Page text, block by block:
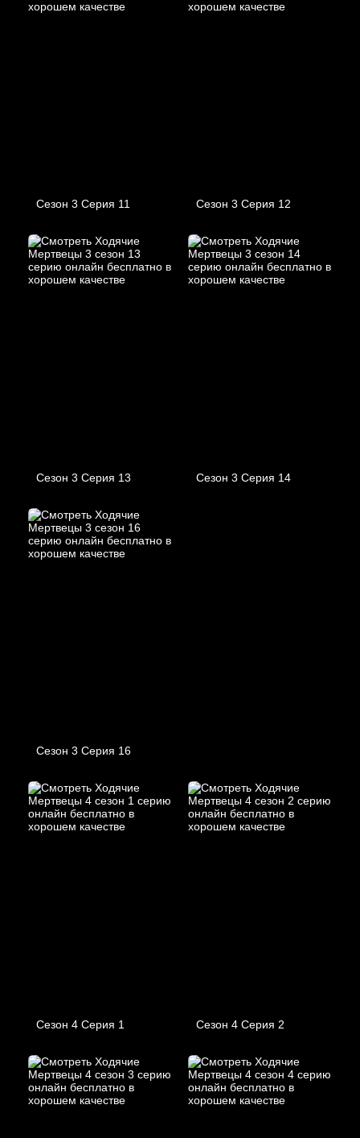
Сезон 3 Серия 11 Сезон 3 Серия 12
Сезон 3 Серия 13 Сезон 3 Серия 14
Сезон 3 Серия 16
Сезон 4 Серия 1 Сезон 4 Серия 2